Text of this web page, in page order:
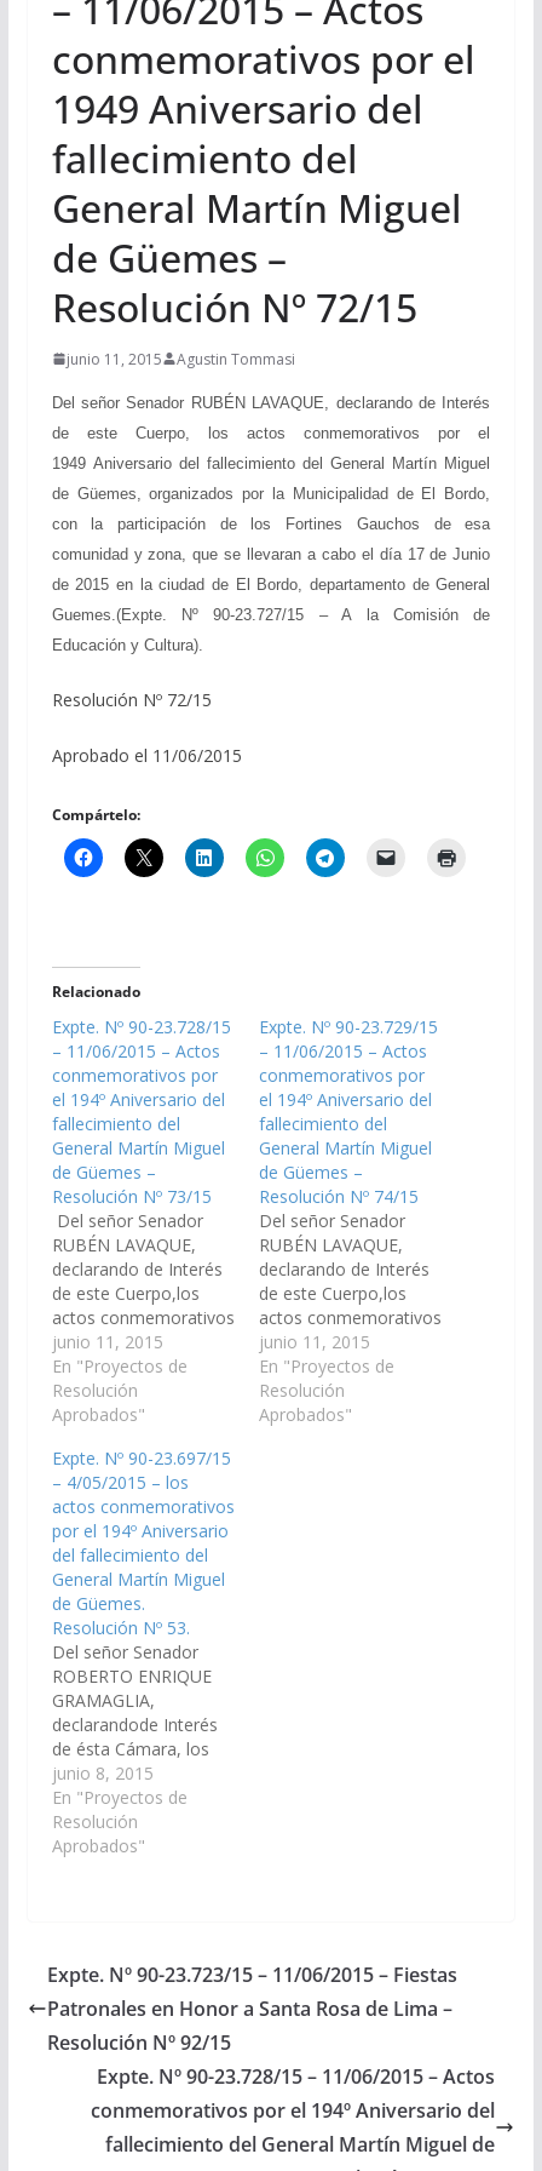
conmemorativos por el
1949 Aniversario del
fallecimiento del
General Martín Miguel
de Güemes –
Resolución Nº 72/15
junio 11, 2015 Agustin Tommasi
Del señor Senador RUBÉN LAVAQUE, declarando de Interés
de este Cuerpo, los actos conmemorativos por el
1949Aniversario del fallecimiento del General Martín Miguel
de Güemes, organizados por la Municipalidad de El Bordo,
con la participación de los Fortines Gauchos de esa
comunidad y zona, que se llevaran a cabo el día 17 de Junio
de 2015 en la ciudad de El Bordo, departamento de General
Guemes.(Expte. Nº 90-23.727/15 – A la Comisión de
Educación y Cultura).
Resolución Nº 72/15
Aprobado el 11/06/2015
Compártelo:
Relacionado
Expte. Nº 90-23.728/15
– 11/06/2015 – Actos
conmemorativos por
el 194º Aniversario del
fallecimiento del
General Martín Miguel
de Güemes –
Resolución Nº 73/15
Del señor Senador
RUBÉN LAVAQUE,
declarando de Interés
de este Cuerpo,los
actos conmemorativos
por el 194º Aniversario
del fallecimiento del
General Martín Miguel
de Güemes,
Municipalidad de
General Güemes, con
la participación de los
Fortines Gauchos de
esa comunidad y zona,
que se llevaran a cabo
el…
junio 11, 2015
En "Proyectos de
Resolución
Aprobados"
Expte. Nº 90-23.729/15
– 11/06/2015 – Actos
conmemorativos por
el 194º Aniversario del
fallecimiento del
General Martín Miguel
de Güemes –
Resolución Nº 74/15
Del señor Senador
RUBÉN LAVAQUE,
declarando de Interés
de este Cuerpo,los
actos conmemorativos
por el 194º Aniversario
del fallecimiento del
General Martín Miguel
de Güemes,
junio 11, 2015
En "Proyectos de
Resolución
Aprobados"
Expte. Nº 90-23.697/15
– 4/05/2015 – los
actos conmemorativos
por el 194º Aniversario
del fallecimiento del
General Martín Miguel
de Güemes.
Resolución Nº 53.
Del señor Senador
ROBERTO ENRIQUE
GRAMAGLIA,
declarandode Interés
de ésta Cámara, los
actos conmemorativos
por el 194º Aniversario
del fallecimiento del
General Martín Miguel
participación de los
Fortines Gauchos de
esa comunidad y zona,
que se llevaran…
junio 8, 2015
En "Proyectos de
Resolución
Aprobados"
Expte. Nº 90-23.723/15 – 11/06/2015 – Fiestas
Patronales en Honor a Santa Rosa de Lima –
Resolución Nº 92/15
Expte. Nº 90-23.728/15 – 11/06/2015 – Actos
conmemorativos por el 194º Aniversario del
fallecimiento del General Martín Miguel de